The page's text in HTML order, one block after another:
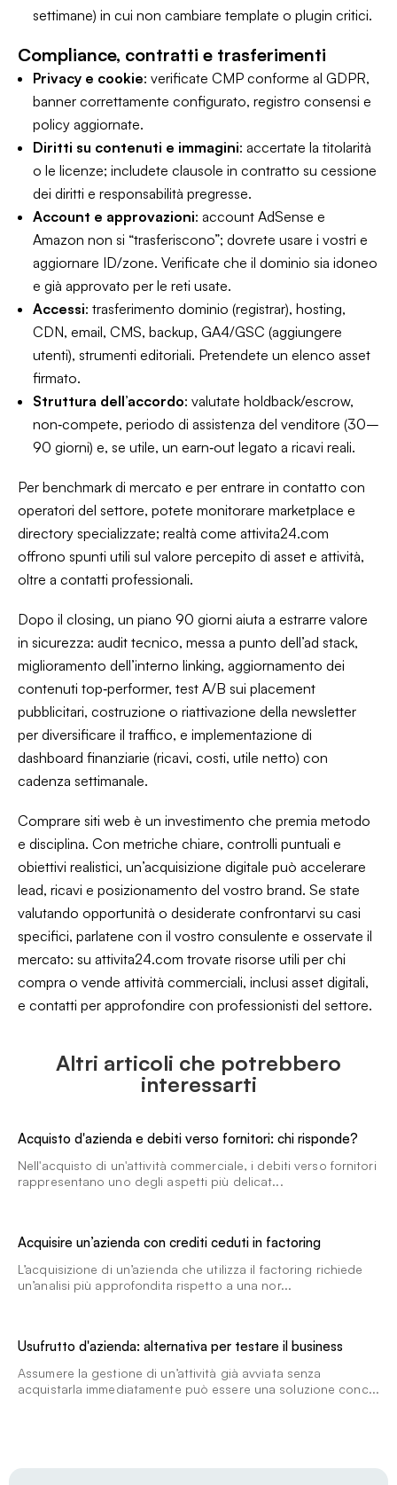
settimane) in cui non cambiare template o plugin critici.
Compliance, contratti e trasferimenti
Privacy e cookie: verificate CMP conforme al GDPR,
banner correttamente configurato, registro consensi e
policy aggiornate.
Diritti su contenuti e immagini: accertate la titolarità
o le licenze; includete clausole in contratto su cessione
dei diritti e responsabilità pregresse.
Account e approvazioni: account AdSense e
Amazon non si “trasferiscono”; dovrete usare i vostri e
aggiornare ID/zone. Verificate che il dominio sia idoneo
e già approvato per le reti usate.
Accessi: trasferimento dominio (registrar), hosting,
CDN, email, CMS, backup, GA4/GSC (aggiungere
utenti), strumenti editoriali. Pretendete un elenco asset
firmato.
Struttura dell’accordo: valutate holdback/escrow,
non‑compete, periodo di assistenza del venditore (30–
90 giorni) e, se utile, un earn‑out legato a ricavi reali.
Per benchmark di mercato e per entrare in contatto con
operatori del settore, potete monitorare marketplace e
directory specializzate; realtà come attivita24.com
offrono spunti utili sul valore percepito di asset e attività,
oltre a contatti professionali.
Dopo il closing, un piano 90 giorni aiuta a estrarre valore
in sicurezza: audit tecnico, messa a punto dell’ad stack,
miglioramento dell’interno linking, aggiornamento dei
contenuti top‑performer, test A/B sui placement
pubblicitari, costruzione o riattivazione della newsletter
per diversificare il traffico, e implementazione di
dashboard finanziarie (ricavi, costi, utile netto) con
cadenza settimanale.
Comprare siti web è un investimento che premia metodo
e disciplina. Con metriche chiare, controlli puntuali e
obiettivi realistici, un’acquisizione digitale può accelerare
lead, ricavi e posizionamento del vostro brand. Se state
valutando opportunità o desiderate confrontarvi su casi
specifici, parlatene con il vostro consulente e osservate il
mercato: su attivita24.com trovate risorse utili per chi
compra o vende attività commerciali, inclusi asset digitali,
e contatti per approfondire con professionisti del settore.
Altri articoli che potrebbero
interessarti
Acquisto d'azienda e debiti verso fornitori: chi risponde?
Nell'acquisto di un'attività commerciale, i debiti verso fornitori
rappresentano uno degli aspetti più delicat...
Acquisire un’azienda con crediti ceduti in factoring
L’acquisizione di un’azienda che utilizza il factoring richiede
un’analisi più approfondita rispetto a una nor...
Usufrutto d'azienda: alternativa per testare il business
Assumere la gestione di un’attività già avviata senza
acquistarla immediatamente può essere una soluzione conc...